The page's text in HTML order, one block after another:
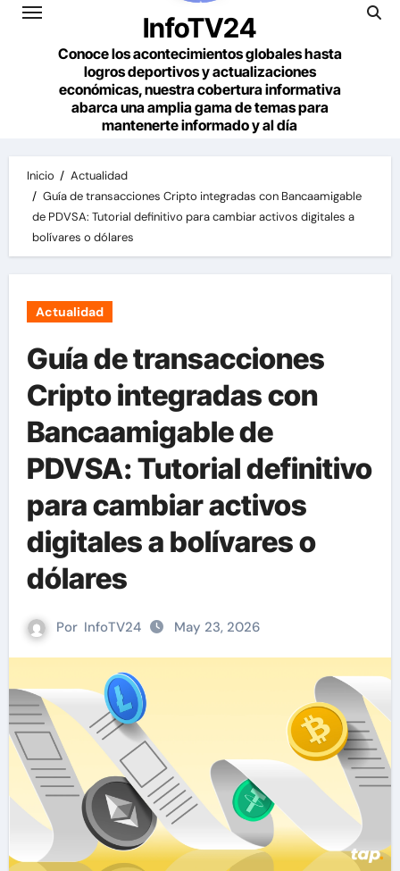
InfoTV24
Conoce los acontecimientos globales hasta
logros deportivos y actualizaciones
económicas, nuestra cobertura informativa
abarca una amplia gama de temas para
mantenerte informado y al día
Inicio
Actualidad
Guía de transacciones Cripto integradas con Bancaamigable
de PDVSA: Tutorial definitivo para cambiar activos digitales a
bolívares o dólares
Actualidad
Guía de transacciones
Cripto integradas con
Bancaamigable de
PDVSA: Tutorial definitivo
para cambiar activos
digitales a bolívares o
dólares
Por InfoTV24 May 23, 2026